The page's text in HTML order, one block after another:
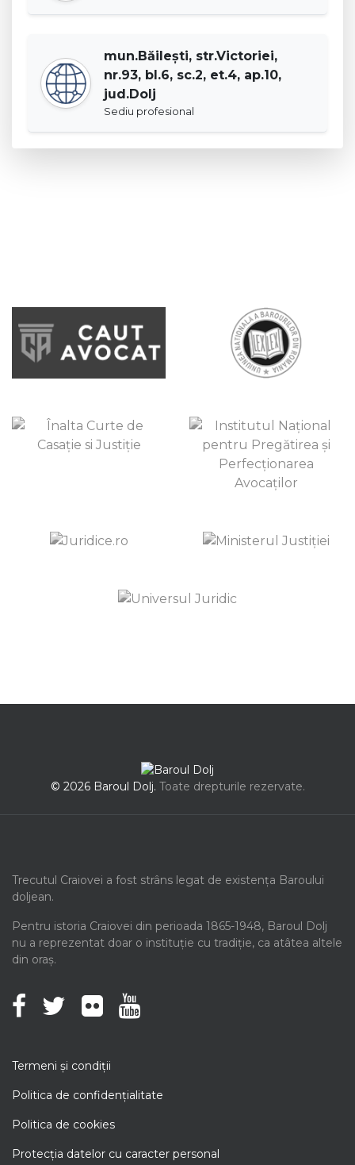
mun.Băileşti, str.Victoriei,
nr.93, bl.6, sc.2, et.4, ap.10,
jud.Dolj
Sediu profesional
© 2026 Baroul Dolj. Toate drepturile rezervate.
Trecutul Craiovei a fost strâns legat de existența Baroului
doljean.
Pentru istoria Craiovei din perioada 1865-1948, Baroul Dolj
nu a reprezentat doar o instituție cu tradiție, ca atâtea altele
din oraș.
Termeni şi condiţii
Politica de confidenţialitate
Politica de cookies
Protecţia datelor cu caracter personal